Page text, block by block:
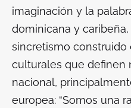
imaginación y la
dominicana y
sincretismo construido
culturales que definen
nacional,
europea: “Somos una